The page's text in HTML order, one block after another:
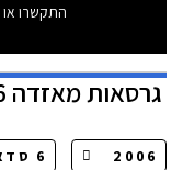
התקשרו או
גרסאותמאזדה 6 סדאן